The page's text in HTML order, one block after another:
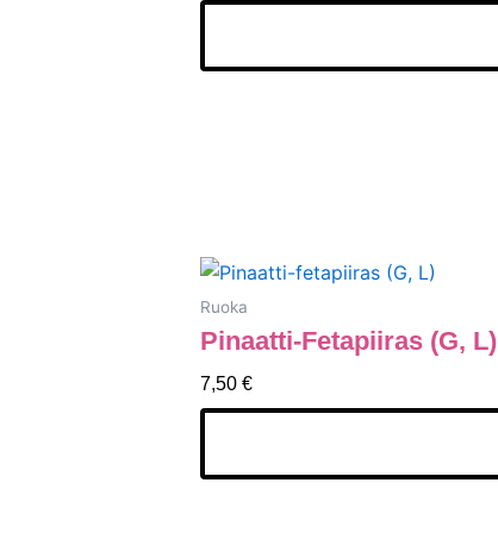
Ruoka
Pinaatti-Fetapiiras (G, L)
7,50 €